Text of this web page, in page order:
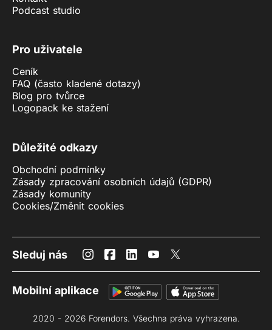
Podcast studio
Pro uživatele
Ceník
FAQ (často kladené dotazy)
Blog pro tvůrce
Logopack ke stažení
Důležité odkazy
Obchodní podmínky
Zásady zpracování osobních údajů (GDPR)
Zásady komunity
Cookies/Změnit cookies
Sleduj nás
Mobilní aplikace
2020 - 2026 Forendors. Všechna práva vyhrazena.